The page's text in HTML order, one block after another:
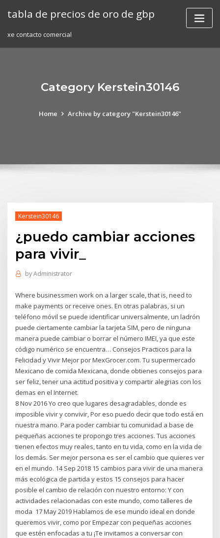
tabla de precios de oro de gbp
xe contacto comercial
Category Kerstein30146
Home Archive by category "Kerstein30146"
Kerstein30146
¿puedo cambiar acciones
para vivir_
byAdministrator
Where businessmen work on a larger scale, that is, need to
make payments or receive ones. En otras palabras, si un
teléfono móvil se puede identificar universalmente, un ladrón
puede ciertamente cambiar la tarjeta SIM, pero de ninguna
manera puede cambiar o borrar el número IMEI, ya que este
código numérico se encuentra… Consejos Practicos para la
Felicidad y Vivir Mejor por MexGrocer.com. Tu supermercado
Mexicano de comida Mexicana, donde obtienes consejos para
ser feliz, tener una actitud positiva y compartir alegrias con los
demas en el Internet.
8 Nov 2016 Yo creo que lugares desagradables, donde es
imposible vivir y convivir, Por eso puedo decir que todo está en
nuestra mano. Para poder cambiar tu comunidad a base de
pequeñas acciones te propongo tres acciones. Tus acciones
tienen efectos muy reales, tanto en tu vida, como en la vida de
los demás. Ser mejor persona es ser el cambio que quieres ver
en el mundo. 14 Sep 2018 15 cambios para vivir de una manera
más ecológica de partida y estos 15 consejos para hacer
posible el cambio de relación con nuestro entorno: Y con
actividades relacionadas con este mundo, como talleres de
moda 17 May 2019 Hablamos de ese mundo ideal en donde
queremos vivir, como por Empezar con pequeñas acciones
que estén enfocadas a tu ¡Te invitamos a conversar con